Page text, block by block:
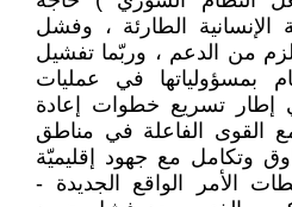
الإنسانية الطارئة ، وفشل
من الدعم ، وربّما تفشيل
بمسؤولياتها في عمليات
إطار تسريع خطوات إعادة
القوى الفاعلة في مناطق
وتكامل مع جهود إقليميّة
الأمر الواقع الجديدة -